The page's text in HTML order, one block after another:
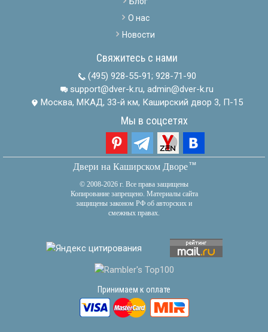
О нас
Новости
Свяжитесь с нами
(495) 928-55-91; 928-71-90
support@dver-k.ru, admin@dver-k.ru
Москва, МКАД, 33-й км, Каширский двор 3, П-15
Мы в соцсетях
Двери на Каширском Дворетм
© 2008-2026 г. Все права защищены
Копирование запрещено. Материалы сайта
защищены законом РФ об авторских и
смежных правах.
Принимаем к оплате